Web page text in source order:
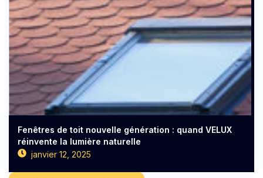
Fenêtres de toit nouvelle génération : quand VELUX
réinvente la lumière naturelle
janvier 12, 2025